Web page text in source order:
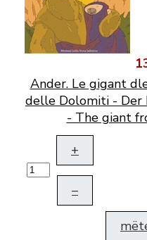
Ander. Le gigant
delle Dolomiti - Der
- The giant
+
–